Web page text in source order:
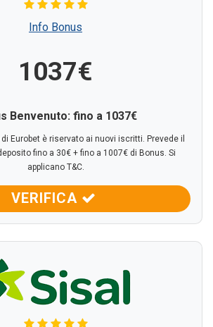
Info Bonus
1037€
Benvenuto: fino a 1037€
Eurobet è riservato ai nuovi iscritti. Prevede il
fino a 30€ + fino a 1007€ di Bonus. Si
applicano T&C.
VERIFICA